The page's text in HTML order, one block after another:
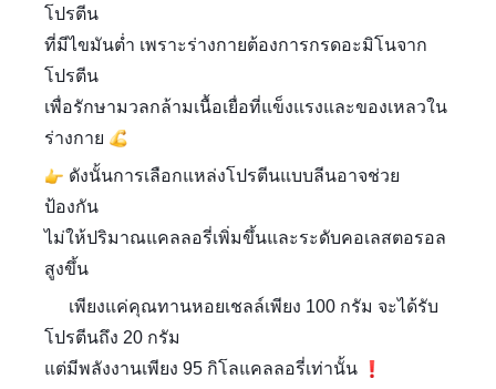
โปรตีน
ที่มีไขมันต่ำ เพราะร่างกายต้องการกรดอะมิโนจาก
โปรตีน
เพื่อรักษามวลกล้ามเนื้อเยื่อที่แข็งแรงและของเหลวใน
ร่างกาย ????
????ดังนั้นการเลือกแหล่งโปรตีนแบบลีนอาจช่วย
ป้องกัน
ไม่ให้ปริมาณแคลลอรี่เพิ่มขึ้นและระดับคอเลสตอรอล
สูงขึ้น
เพียงแค่คุณทานหอยเชลล์เพียง 100 กรัม จะได้รับ
โปรตีนถึง 20 กรัม
แต่มีพลังงานเพียง 95 กิโลแคลลอรี่เท่านั้น